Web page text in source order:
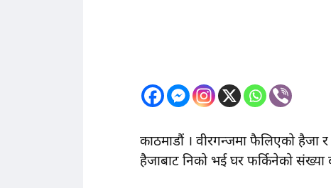
काठमाडौं । वीरगन्जमा फैलिएको हैजा
हैजाबाट निको भई घर फर्किनेको